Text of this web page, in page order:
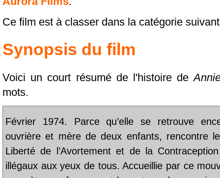
Ce film est à classer dans la catégorie
Synopsis du film
Voici un court résumé de l'histoire de
mots.
Février 1974. Parce qu’elle se retrouve
ouvrière et mère de deux enfants, rencontre
Liberté de l’Avortement et de la
illégaux aux yeux de tous. Accueillie par ce